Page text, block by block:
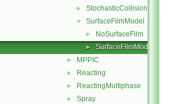
► StochasticCollision
▼ SurfaceFilmModel
► NoSurfaceFilm
► SurfaceFilmModel
► MPPIC
► Reacting
► ReactingMultiphase
► Spray